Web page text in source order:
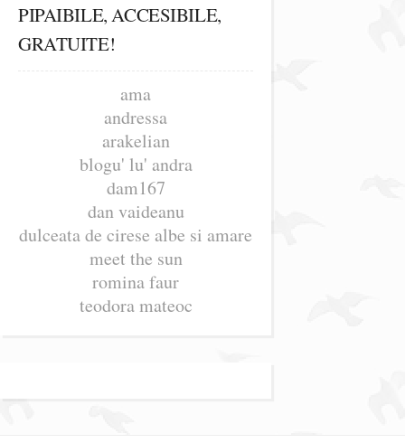
PIPAIBILE, ACCESIBILE,
GRATUITE!
ama
andressa
arakelian
blogu' lu' andra
dam167
dan vaideanu
dulceata de cirese albe si amare
meet the sun
romina faur
teodora mateoc